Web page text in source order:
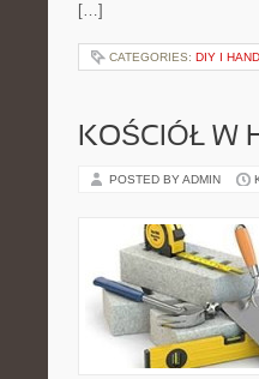
[…]
CATEGORIES: DIY I
KOŚCIÓŁ W
POSTED BY ADMIN